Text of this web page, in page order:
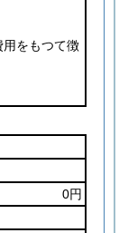
をもつて徴
0円